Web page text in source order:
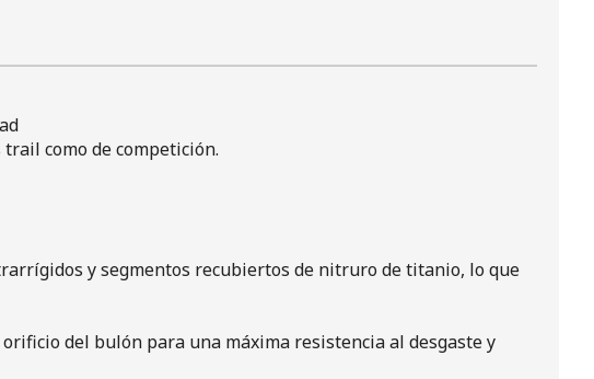
como de competición.
y segmentos recubiertos de nitruro de titanio, lo que
del bulón para una máxima resistencia al desgaste y